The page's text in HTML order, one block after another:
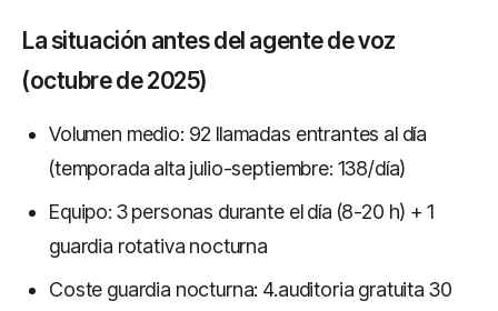
La situación antes del agente de voz
(octubre de 2025)
Volumen medio: 92 llamadas entrantes al día
(temporada alta julio-septiembre: 138/día)
Equipo: 3 personas durante el día (8-20 h) + 1
guardia rotativa nocturna
Coste guardia nocturna: 4.auditoria gratuita 30